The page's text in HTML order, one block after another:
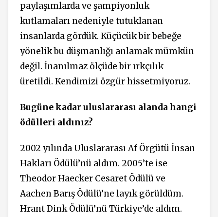
paylaşımlarda ve şampiyonluk
kutlamaları nedeniyle tutuklanan
insanlarda gördük. Küçücük bir bebeğe
yönelik bu düşmanlığı anlamak mümkün
değil. İnanılmaz ölçüde bir ırkçılık
üretildi. Kendimizi özgür hissetmiyoruz.
Bugüne kadar uluslararası alanda hangi
ödülleri aldınız?
2002 yılında Uluslararası Af Örgütü İnsan
Hakları Ödülü’nü aldım. 2005’te ise
Theodor Haecker Cesaret Ödülü ve
Aachen Barış Ödülü’ne layık görüldüm.
Hrant Dink Ödülü’nü Türkiye’de aldım.